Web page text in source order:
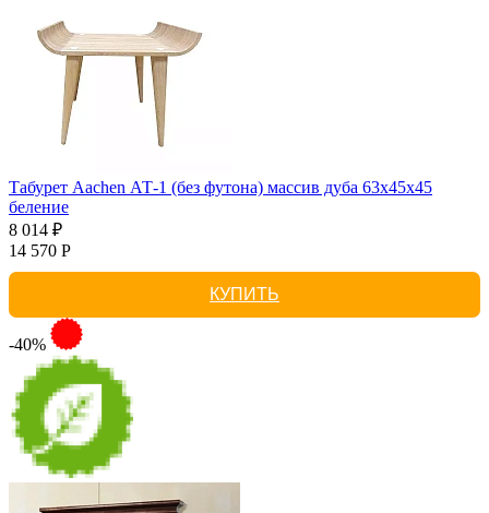
Табурет Aachen АТ-1 (без футона) массив дуба 63х45х45
беление
8 014 ₽
14 570 Р
КУПИТЬ
-40%